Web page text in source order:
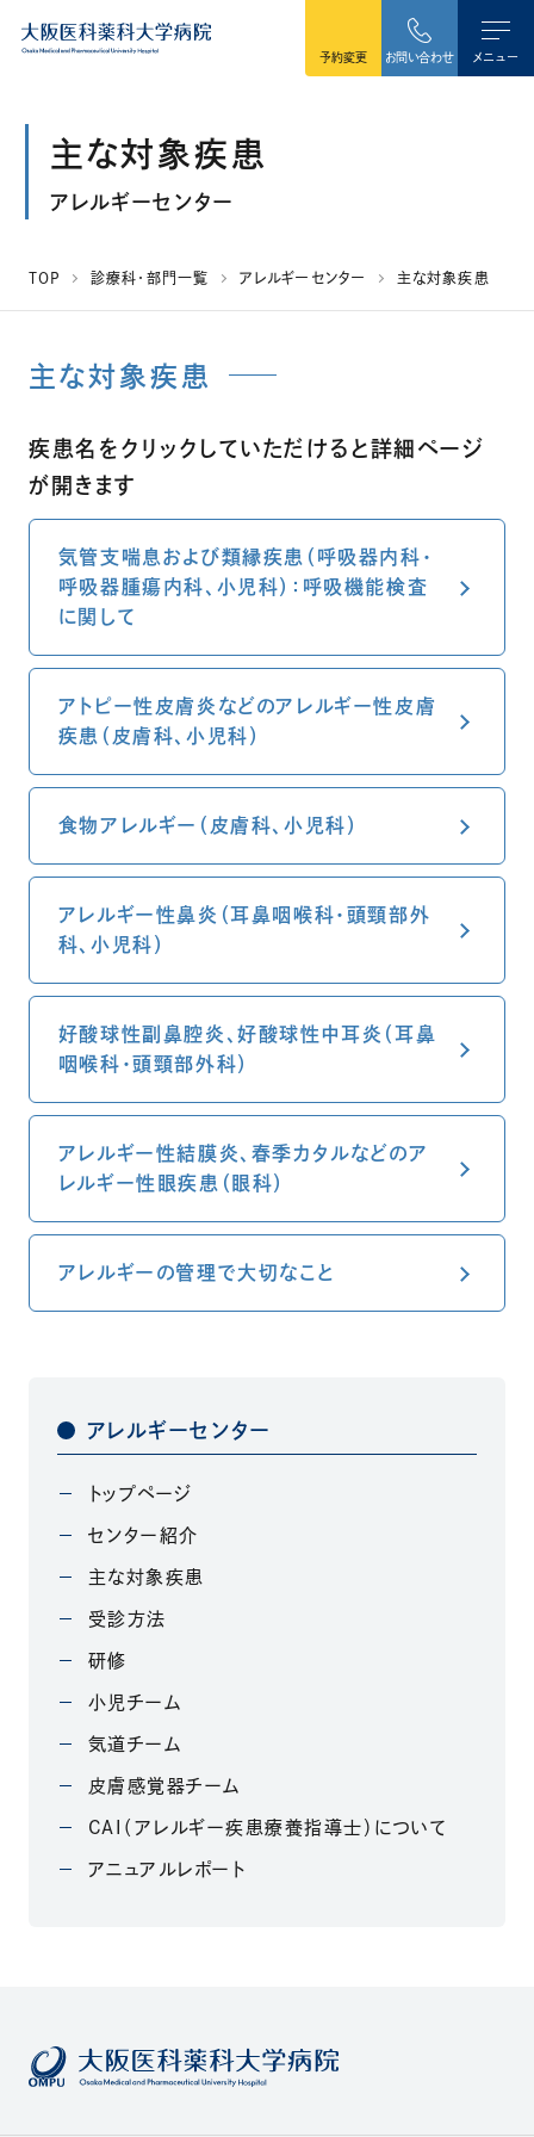
予約変更 お問い合わせ メニュー
主な対象疾患
アレルギーセンター
TOP 診療科・部門一覧 アレルギーセンター 主な対象疾患
主な対象疾患
疾患名をクリックしていただけると詳細ページ
が開きます
気管支喘息および類縁疾患（呼吸器内科・
呼吸器腫瘍内科、小児科）：呼吸機能検査
に関して
アトピー性皮膚炎などのアレルギー性皮膚
疾患（皮膚科、小児科）
食物アレルギー（皮膚科、小児科）
アレルギー性鼻炎（耳鼻咽喉科・頭頸部外
科、小児科）
好酸球性副鼻腔炎、好酸球性中耳炎（耳鼻
咽喉科・頭頸部外科）
アレルギー性結膜炎、春季カタルなどのア
レルギー性眼疾患（眼科）
アレルギーの管理で大切なこと
アレルギーセンター
トップページ
センター紹介
主な対象疾患
受診方法
研修
小児チーム
気道チーム
皮膚感覚器チーム
CAI（アレルギー疾患療養指導士）について
アニュアルレポート